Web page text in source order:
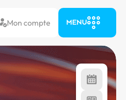
Mon compte MENU